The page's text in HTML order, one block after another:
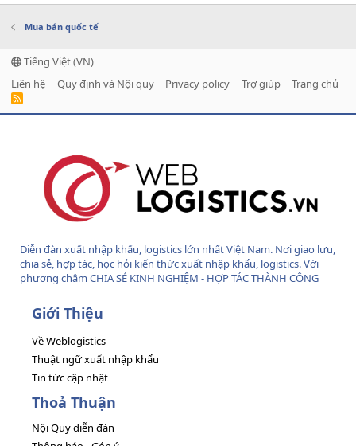
Mua bán quốc tế
Tiếng Việt (VN)
Liên hệ
Quy định và Nội quy Privacy policy Trợ giúp Trang chủ
R
Diễn đàn xuất nhập khẩu, logistics lớn nhất Việt Nam. Nơi giao lưu,
chia sẻ, hợp tác, học hỏi kiến thức xuất nhập khẩu, logistics. Với
phương châm CHIA SẺ KINH NGHIỆM - HỢP TÁC THÀNH CÔNG
Giới Thiệu
Về Weblogistics
Thuật ngữ xuất nhập khẩu
Tin tức cập nhật
Thoả Thuận
Nội Quy diễn đàn